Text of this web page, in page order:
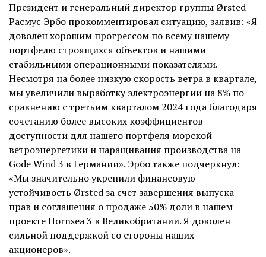
Президент и генеральный директор группы Ørsted
Расмус Эрбо прокомментировал ситуацию, заявив: «Я
доволен хорошим прогрессом по всему нашему
портфелю строящихся объектов и нашими
стабильными операционными показателями.
Несмотря на более низкую скорость ветра в квартале,
мы увеличили выработку электроэнергии на 8% по
сравнению с третьим кварталом 2024 года благодаря
сочетанию более высоких коэффициентов
доступности для нашего портфеля морской
ветроэнергетики и наращивания производства на
Gode Wind 3 в Германии». Эрбо также подчеркнул:
«Мы значительно укрепили финансовую
устойчивость Ørsted за счет завершения выпуска
прав и соглашения о продаже 50% доли в нашем
проекте Hornsea 3 в Великобритании. Я доволен
сильной поддержкой со стороны наших
акционеров».